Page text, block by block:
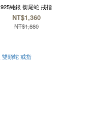
925純銀 銜尾蛇 戒指
NT$1,360
NT$1,880